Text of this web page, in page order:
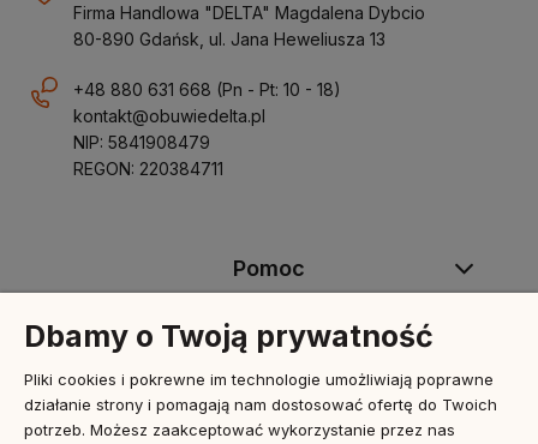
Firma Handlowa "DELTA" Magdalena Dybcio
80-890 Gdańsk, ul. Jana Heweliusza 13
+48 880 631 668 (Pn - Pt: 10 - 18)
kontakt@obuwiedelta.pl
NIP: 5841908479
REGON: 220384711
Pomoc
Moje konto
Płatności i dostawa
Dbamy o Twoją prywatność
Pliki cookies i pokrewne im technologie umożliwiają poprawne
działanie strony i pomagają nam dostosować ofertę do Twoich
potrzeb. Możesz zaakceptować wykorzystanie przez nas